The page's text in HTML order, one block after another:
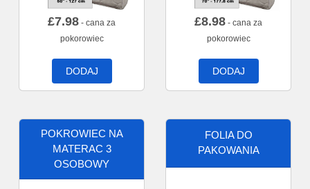
£7.98 - cana za
pokorowiec
DODAJ
£8.98 - cana za
pokorowiec
DODAJ
POKROWIEC NA
MATERAC 3
OSOBOWY
FOLIA DO
PAKOWANIA